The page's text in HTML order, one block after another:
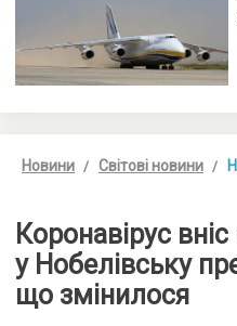
Новини Світові новини
Коронавірус
у Нобелівську
що змінилося